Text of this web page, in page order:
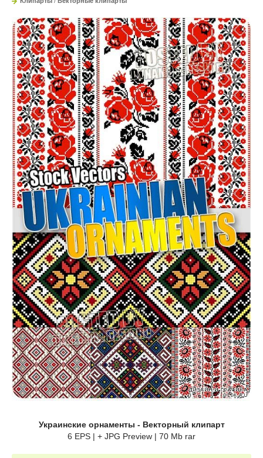
Украинские орнаменты - Векторный клипарт
6 EPS | + JPG Preview | 70 Mb rar